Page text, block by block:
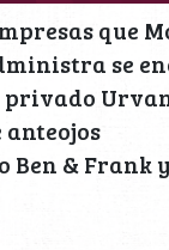
que
se
Ben & Frank